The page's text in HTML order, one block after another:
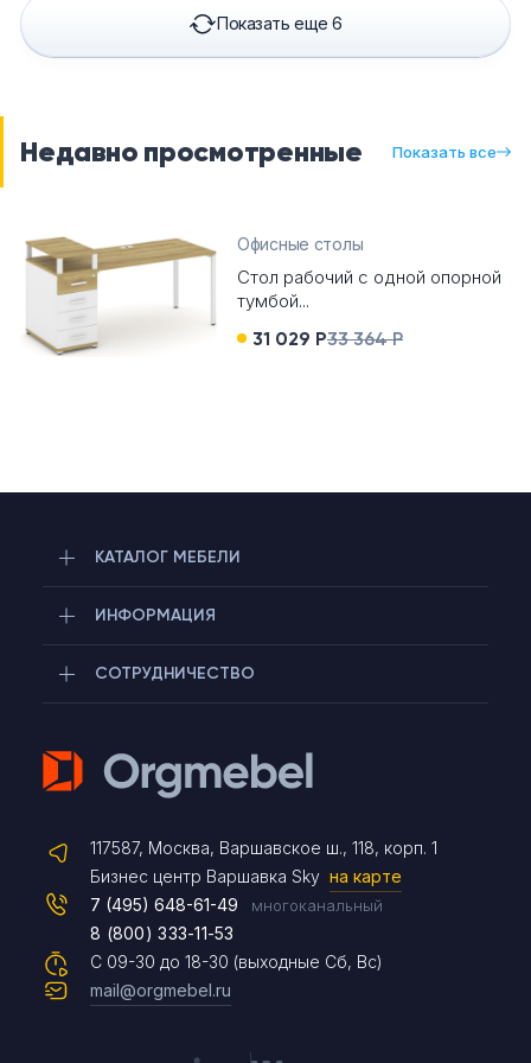
Показать еще 6
Недавно просмотренные Показать все
Офисные столы
Стол рабочий с одной опорной
тумбой...
31 029 Р33 364 Р
КАТАЛОГ МЕБЕЛИ
ИНФОРМАЦИЯ
СОТРУДНИЧЕСТВО
117587, Москва, Варшавское ш., 118, корп. 1
Бизнес центр Варшавка Sky на карте
С 09-30 до 18-30 (выходные Сб, Вс)
7 (495) 648-61-49 многоканальный
8 (800) 333-11-53
mail@orgmebel.ru
Telegram
Max
Чат на сайте